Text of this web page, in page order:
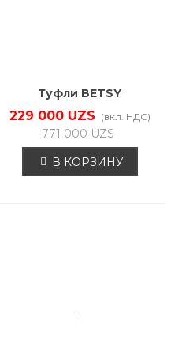
Туфли BETSY
938310/10-02
229 000 UZS (вкл. НДС)
771 000 UZS
В КОРЗИНУ